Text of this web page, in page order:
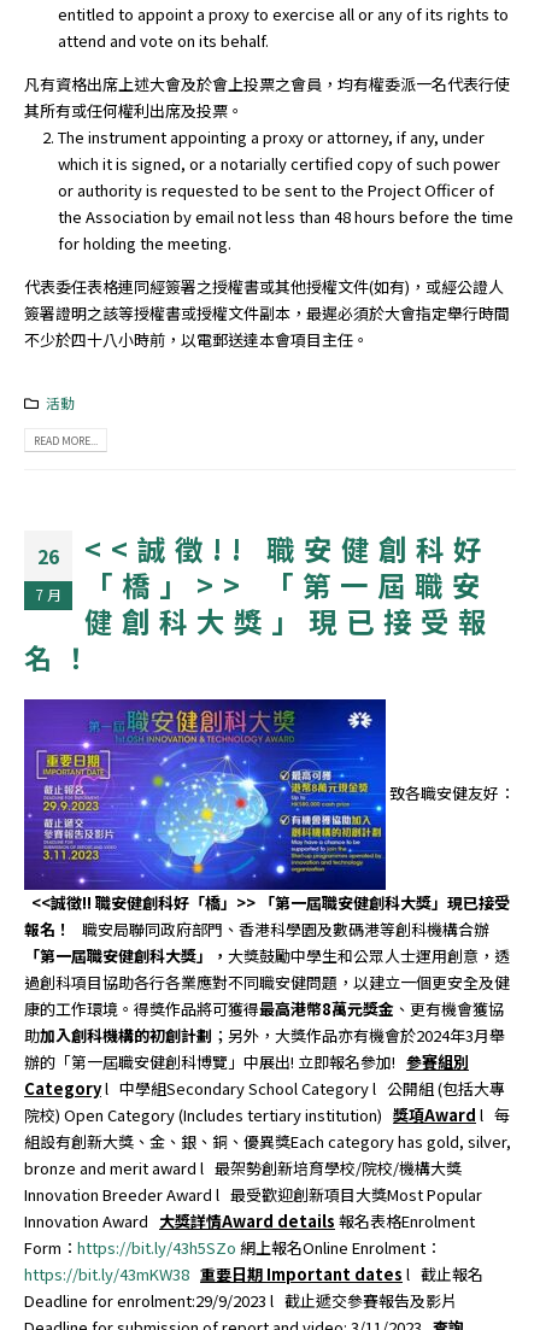
entitled to appoint a proxy to exercise all or any of its rights to
attend and vote on its behalf.
凡有資格出席上述大會及於會上投票之會員，均有權委派一名代表行使
其所有或任何權利出席及投票。
The instrument appointing a proxy or attorney, if any, under
which it is signed, or a notarially certified copy of such power
or authority is requested to be sent to the Project Officer of
the Association by email not less than 48 hours before the time
for holding the meeting.
代表委任表格連同經簽署之授權書或其他授權文件(如有)，或經公證人
簽署證明之該等授權書或授權文件副本，最遲必須於大會指定舉行時間
不少於四十八小時前，以電郵送達本會項目主任。
活動
READ MORE...
26
7 月
<<誠徵!! 職安健創科好
「橋」>> 「第一屆職安
健創科大獎」現已接受報
名！
致各職安健友好：
<<誠徵!! 職安健創科好「橋」 >> 「第一屆職安健創科大獎」現已接受
報名！
職安局聯同政府部門、香港科學園及數碼港等創科機構合辦
「第一屆職安健創科大獎」， 大獎鼓勵中學生和公眾人士運用創意，透
過創科項目協助各行各業應對不同職安健問題，以建立一個更安全及健
康的工作環境。得獎作品將可獲得最高港幣8萬元獎金 、更有機會獲協
助加入創科機構的初創計劃 ；另外，大獎作品亦有機會於2024年3月舉
辦的「第一屆職安健創科博覽」中展出! 立即報名參加! 參賽組別
Categoryl 中學組Secondary School Category l 公開組 (包括大專
院校) Open Category (Includes tertiary institution) 獎項Award l 每
組設有創新大獎、金、銀、銅、優異獎Each category has gold, silver,
bronze and merit award l 最架勢創新培育學校/院校/機構大獎
Innovation Breeder Award l 最受歡迎創新項目大獎Most Popular
Innovation Award 大獎詳情Award details 報名表格Enrolment
Form： https://bit.ly/43h5SZo 網上報名Online Enrolment：
https://bit.ly/43mKW38 重要日期 Important dates l 截止報名
Deadline for enrolment:29/9/2023 l 截止遞交參賽報告及影片